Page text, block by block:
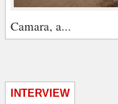
Camara, a...
INTERVIEW